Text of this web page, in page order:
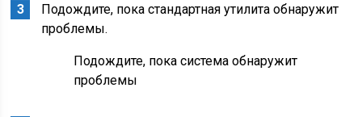
Подождите, пока стандартная утилита обнаружит
проблемы.
Подождите, пока система обнаружит
проблемы